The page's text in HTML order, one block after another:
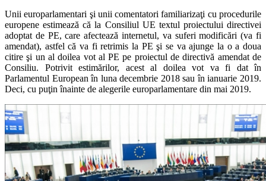
Unii europarlamentari şi unii comentatori familiarizaţi cu procedurile
europene estimează că la Consiliul UE textul proiectului directivei
adoptat de PE, care afectează internetul, va suferi modificări (va fi
amendat), astfel că va fi retrimis la PE şi se va ajunge la o a doua
citire şi un al doilea vot al PE pe proiectul de directivă amendat de
Consiliu. Potrivit estimărilor, acest al doilea vot va fi dat în
Parlamentul European în luna decembrie 2018 sau în ianuarie 2019.
Deci, cu puţin înainte de alegerile europarlamentare din mai 2019.